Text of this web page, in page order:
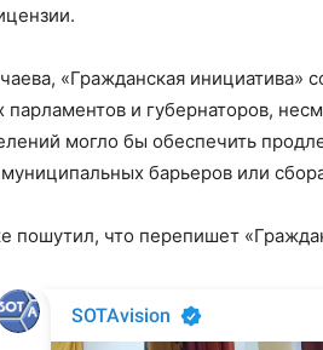
«Гражданская инициатива»
парламентов и губернаторов,
могло бы обеспечить
барьеров или
пошутил, что перепишет